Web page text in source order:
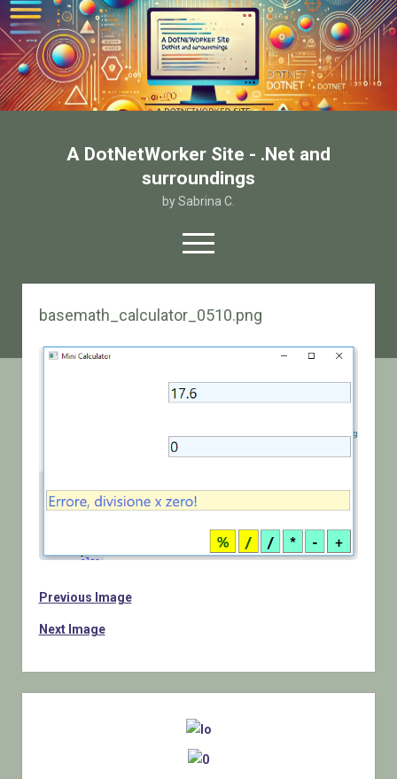
A DotNetWorker Site - .Net and
surroundings
by Sabrina C.
open
menu
twitterfacebook
email-form
Contatto
basemath_calculator_0510.png
Previous Image
Next Image